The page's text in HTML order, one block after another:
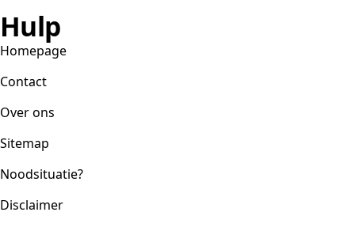
Hulp
Homepage
Contact
Over ons
Sitemap
Noodsituatie?
Disclaimer